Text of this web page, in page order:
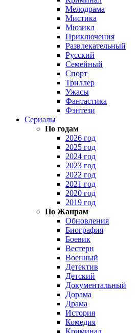
Мелодрама
Мистика
Мюзикл
Приключения
Развлекательный
Русский
Семейный
Спорт
Триллер
Ужасы
Фантастика
Фэнтези
Сериалы
По годам
2026 год
2025 год
2024 год
2023 год
2022 год
2021 год
2020 год
2019 год
По Жанрам
Обновления
Биография
Боевик
Вестерн
Военный
Детектив
Детский
Документальный
Дорама
Драма
История
Комедия
Криминал